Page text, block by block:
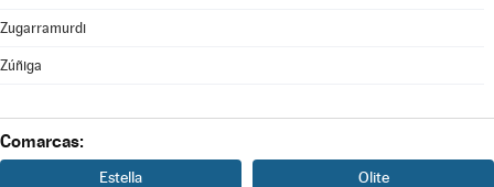
Zugarramurdi
Zúñiga
Comarcas:
Estella Olite